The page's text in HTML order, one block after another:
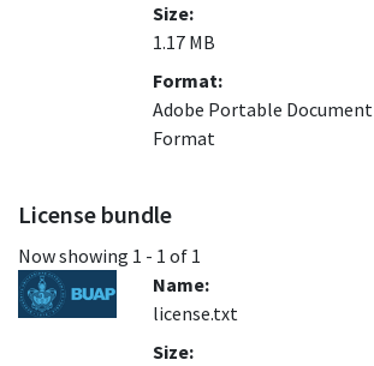
Size:
1.17 MB
Format:
Adobe Portable Document
Format
License bundle
Now showing 1 - 1 of 1
Name:
license.txt
Size: